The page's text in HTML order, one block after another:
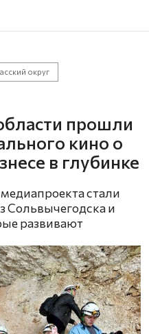
округ
прошли
кино о
в глубинке
стали
Сольвычегодска и
развивают